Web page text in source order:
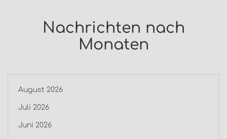
Nachrichten nach
Monaten
August 2026
Juli 2026
Juni 2026